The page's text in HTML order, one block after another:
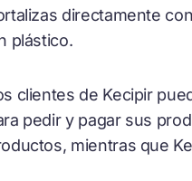
directamente
plástico.
clientes de Kecipir
pedir y pagar sus
mientras que